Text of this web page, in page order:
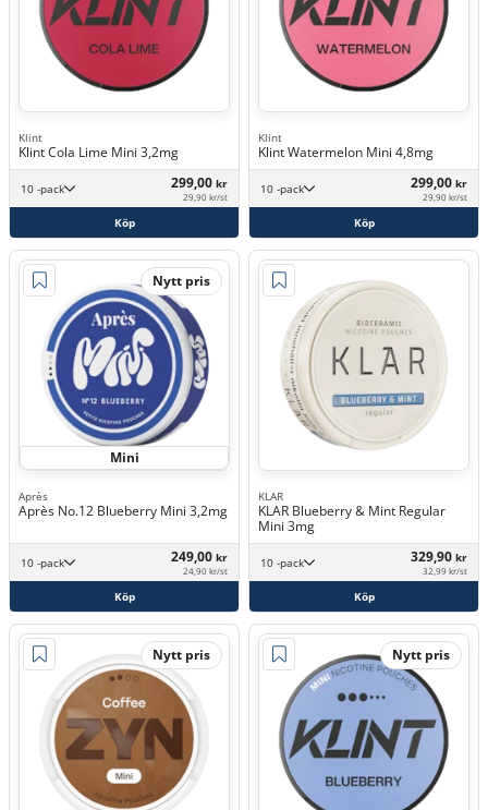
Klint
Klint Cola Lime Mini 3,2mg
10 -pack 299,00 kr
29,90 kr/st
Köp
Klint
Klint Watermelon Mini 4,8mg
10 -pack 299,00 kr
29,90 kr/st
Köp
Nytt pris
Mini
Après
Après No.12 Blueberry Mini 3,2mg
10 -pack 249,00 kr
24,90 kr/st
Köp
KLAR
KLAR Blueberry & Mint Regular
Mini 3mg
10 -pack 329,90 kr
32,99 kr/st
Köp
Nytt pris Nytt pris